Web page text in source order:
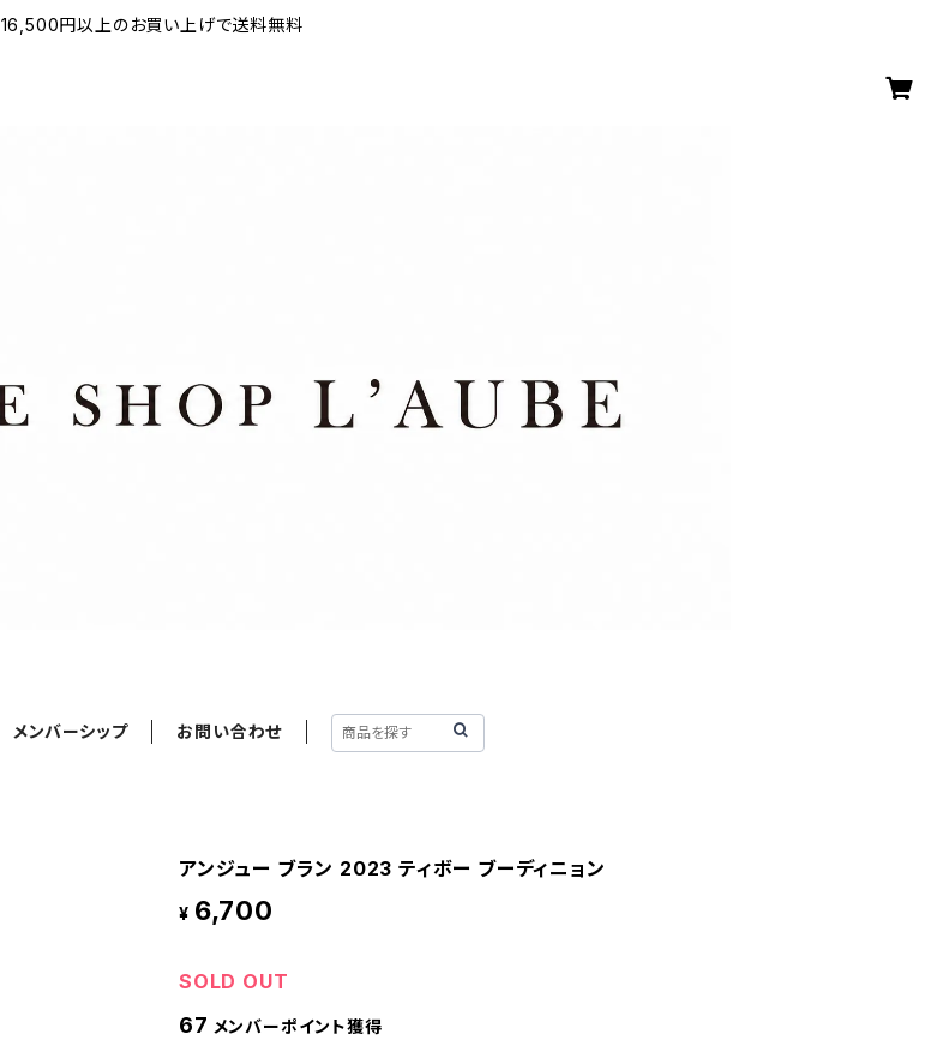
16,500円以上のお買い上げで送料無料
メンバーシップ お問い合わせ
アンジュー ブラン 2023 ティボー ブーディニョン
¥ 6,700
SOLD OUT
67 メンバーポイント獲得